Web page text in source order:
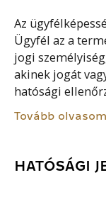
Az
Ügyfél az a
jogi
akinek jogát
hatósági
Tovább olvasom
HATÓSÁGI